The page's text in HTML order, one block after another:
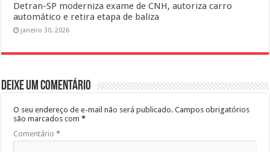
Detran-SP moderniza exame de CNH, autoriza carro
automático e retira etapa de baliza
janeiro 30, 2026
Deixe um comentário
O seu endereço de e-mail não será publicado. Campos obrigatórios
são marcados com*
Comentário*